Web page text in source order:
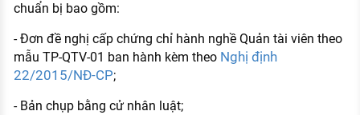
chuẩn bị bao gồm:
- Đơn đề nghị cấp chứng chỉ hành nghề Quản tài viên theo
mẫu TP-QTV-01 ban hành kèm theo Nghị định
22/2015/NĐ-CP;
- Bản chụp bằng cử nhân luật;